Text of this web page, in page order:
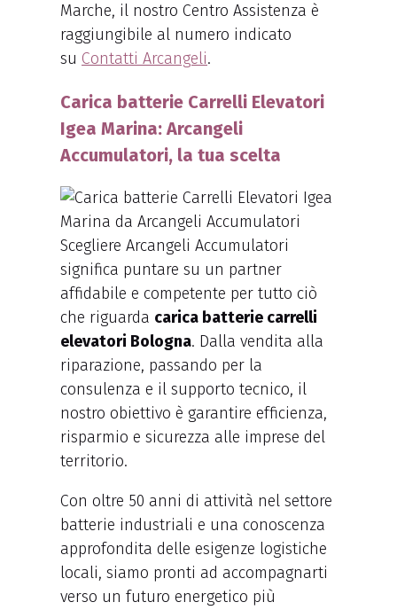
Marche, il nostro Centro Assistenza è
raggiungibile al numero indicato
su Contatti Arcangeli.
Carica batterie Carrelli Elevatori
Igea Marina: Arcangeli
Accumulatori, la tua scelta
Scegliere Arcangeli Accumulatori
significa puntare su un partner
affidabile e competente per tutto ciò
che riguarda carica batterie carrelli
elevatori Bologna. Dalla vendita alla
riparazione, passando per la
consulenza e il supporto tecnico, il
nostro obiettivo è garantire efficienza,
risparmio e sicurezza alle imprese del
territorio.
Con oltre 50 anni di attività nel settore
batterie industriali e una conoscenza
approfondita delle esigenze logistiche
locali, siamo pronti ad accompagnarti
verso un futuro energetico più